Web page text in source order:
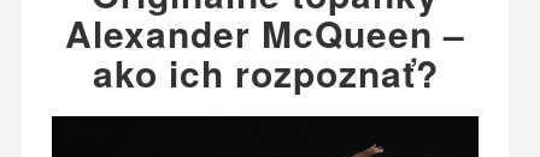
Alexander McQueen –
ako ich rozpoznať?